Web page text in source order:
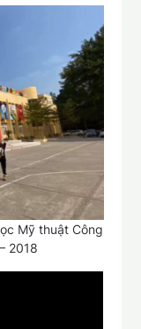
Mỹ thuật Công
2018